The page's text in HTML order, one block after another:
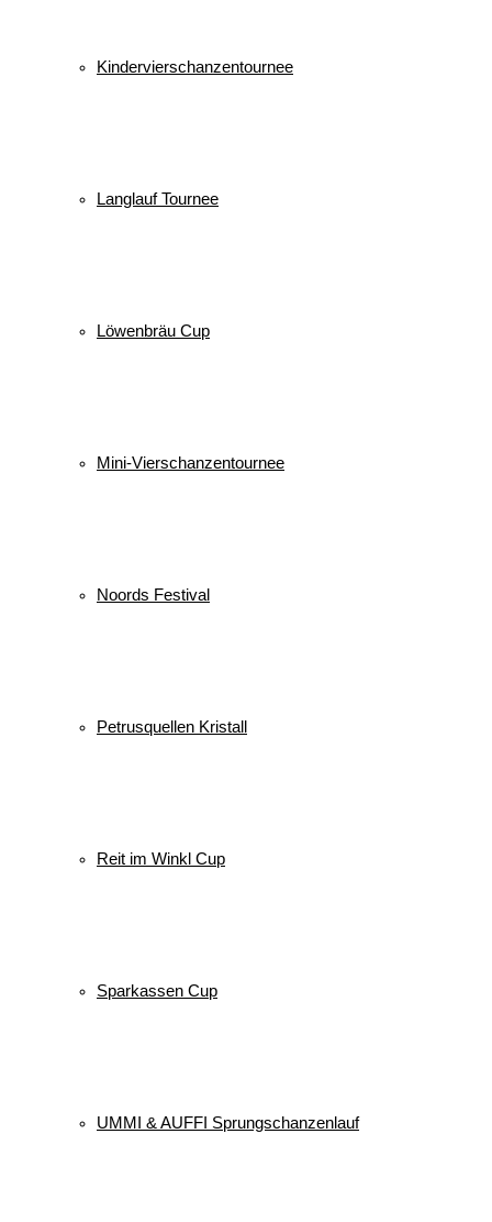
Kindervierschanzentournee
Langlauf Tournee
Löwenbräu Cup
Mini-Vierschanzentournee
Noords Festival
Petrusquellen Kristall
Reit im Winkl Cup
Sparkassen Cup
UMMI & AUFFI Sprungschanzenlauf